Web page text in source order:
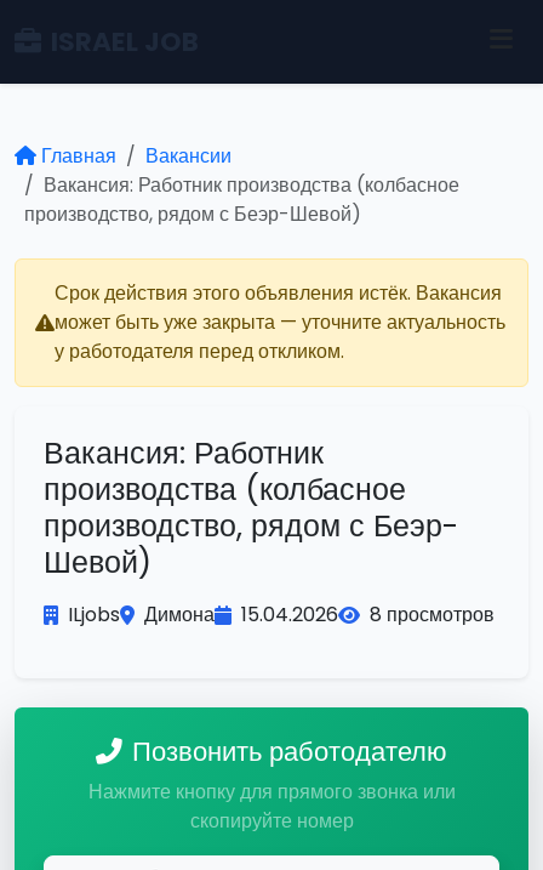
Главная
Вакансии
Вакансия: Работник производства (колбасное
производство, рядом с Беэр-Шевой)
Срок действия этого объявления истёк. Вакансия
может быть уже закрыта — уточните актуальность
у работодателя перед откликом.
Вакансия: Работник
производства (колбасное
производство, рядом с Беэр-
Шевой)
ILjobs Димона 15.04.2026 8 просмотров
Позвонить работодателю
Нажмите кнопку для прямого звонка или
скопируйте номер